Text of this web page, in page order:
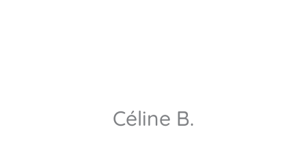
Céline B.